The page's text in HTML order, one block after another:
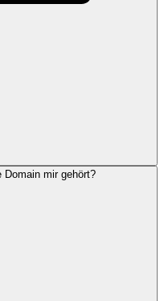
Domain mir gehört?